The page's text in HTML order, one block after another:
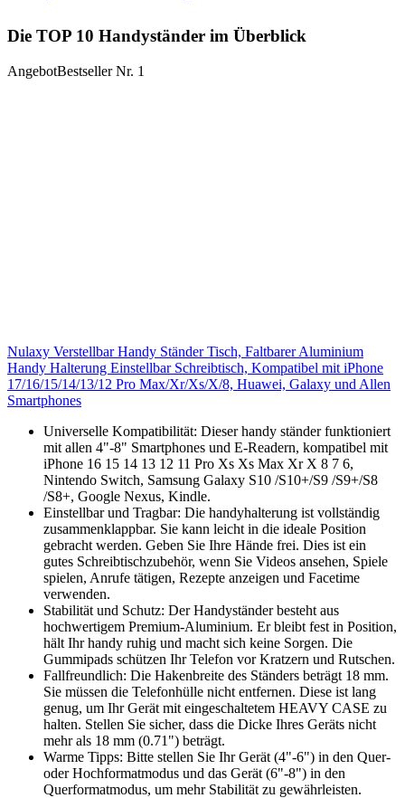
Die TOP 10 Handyständer im Überblick
AngebotBestseller Nr. 1
Nulaxy Verstellbar Handy Ständer Tisch, Faltbarer Aluminium
Handy Halterung Einstellbar Schreibtisch, Kompatibel mit iPhone
17/16/15/14/13/12 Pro Max/Xr/Xs/X/8, Huawei, Galaxy und Allen
Smartphones
Universelle Kompatibilität: Dieser handy ständer funktioniert
mit allen 4"-8" Smartphones und E-Readern, kompatibel mit
iPhone 16 15 14 13 12 11 Pro Xs Xs Max Xr X 8 7 6,
Nintendo Switch, Samsung Galaxy S10 /S10+/S9 /S9+/S8
/S8+, Google Nexus, Kindle.
Einstellbar und Tragbar: Die handyhalterung ist vollständig
zusammenklappbar. Sie kann leicht in die ideale Position
gebracht werden. Geben Sie Ihre Hände frei. Dies ist ein
gutes Schreibtischzubehör, wenn Sie Videos ansehen, Spiele
spielen, Anrufe tätigen, Rezepte anzeigen und Facetime
verwenden.
Stabilität und Schutz: Der Handyständer besteht aus
hochwertigem Premium-Aluminium. Er bleibt fest in Position,
hält Ihr handy ruhig und macht sich keine Sorgen. Die
Gummipads schützen Ihr Telefon vor Kratzern und Rutschen.
Fallfreundlich: Die Hakenbreite des Ständers beträgt 18 mm.
Sie müssen die Telefonhülle nicht entfernen. Diese ist lang
genug, um Ihr Gerät mit eingeschaltetem HEAVY CASE zu
halten. Stellen Sie sicher, dass die Dicke Ihres Geräts nicht
mehr als 18 mm (0.71") beträgt.
Warme Tipps: Bitte stellen Sie Ihr Gerät (4"-6") in den Quer-
oder Hochformatmodus und das Gerät (6"-8") in den
Querformatmodus, um mehr Stabilität zu gewährleisten.